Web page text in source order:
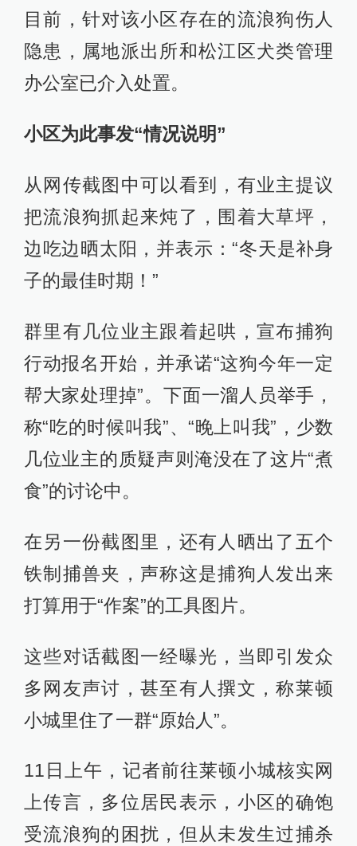
目前，针对该小区存在的流浪狗伤人
隐患，属地派出所和松江区犬类管理
办公室已介入处置。
小区为此事发“情况说明”
从网传截图中可以看到，有业主提议
把流浪狗抓起来炖了，围着大草坪，
边吃边晒太阳，并表示：“冬天是补身
子的最佳时期！”
群里有几位业主跟着起哄，宣布捕狗
行动报名开始，并承诺“这狗今年一定
帮大家处理掉”。下面一溜人员举手，
称“吃的时候叫我”、“晚上叫我”，少数
几位业主的质疑声则淹没在了这片“煮
食”的讨论中。
在另一份截图里，还有人晒出了五个
铁制捕兽夹，声称这是捕狗人发出来
打算用于“作案”的工具图片。
这些对话截图一经曝光，当即引发众
多网友声讨，甚至有人撰文，称莱顿
小城里住了一群“原始人”。
11日上午，记者前往莱顿小城核实网
上传言，多位居民表示，小区的确饱
受流浪狗的困扰，但从未发生过捕杀